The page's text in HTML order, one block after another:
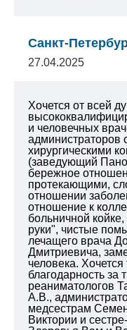
Санкт-
27.04.2025
Хочется от всей
и человечных
администраторов
хирургическими
(заведующий
бережное
протекающими,
отношении
отношение к
больничной
руки", чистые
лечащего врача
Дмитриевича,
человека.
благодарность за
реаниматологов
А.В.,
медсестрам
Виктории и